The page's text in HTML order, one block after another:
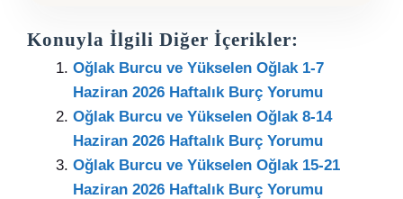
Konuyla İlgili Diğer İçerikler:
Oğlak Burcu ve Yükselen Oğlak 1-7
Haziran 2026 Haftalık Burç Yorumu
Oğlak Burcu ve Yükselen Oğlak 8-14
Haziran 2026 Haftalık Burç Yorumu
Oğlak Burcu ve Yükselen Oğlak 15-21
Haziran 2026 Haftalık Burç Yorumu